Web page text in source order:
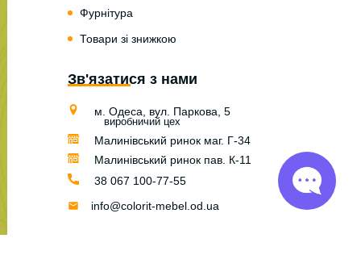
Фурнітура
Товари зі знижкою
Зв'язатися з нами
м. Одеса, вул. Паркова, 5
виробничий цех
Малинівський ринок маг. Г-34
Малинівський ринок пав. К-11
38 067 100-77-55
info@colorit-mebel.od.ua